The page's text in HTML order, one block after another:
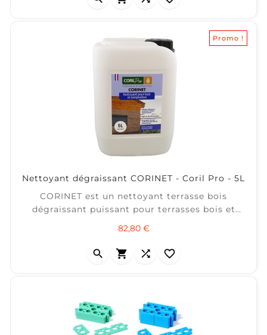
Promo !
Nettoyant dégraissant CORINET - Coril Pro - 5L
CORINET est un nettoyant terrasse bois
dégraissant puissant pour terrasses bois et
huiles, anciennes couches de saturateur et
82,80 €Prix
   